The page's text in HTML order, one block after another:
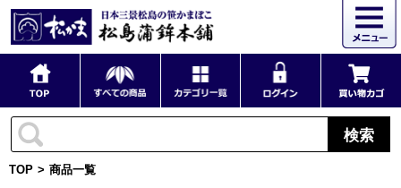
検索
TOP 商品一覧